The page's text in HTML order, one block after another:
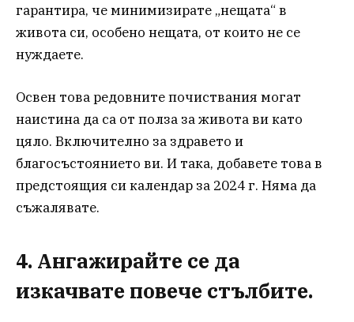
гарантира, че минимизирате „нещата“ в
живота си, особено нещата, от които не се
нуждаете.
Освен това редовните почиствания могат
наистина да са от полза за живота ви като
цяло. Включително за здравето и
благосъстоянието ви. И така, добавете това в
предстоящия си календар за 2024 г. Няма да
съжалявате.
4. Ангажирайте се да
изкачвате повече стълбите.